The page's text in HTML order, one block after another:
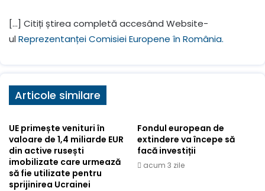
[…] Citiți știrea completă accesând Website-
ulReprezentanței Comisiei Europene în România.
Articole similare
UE primește venituri în
valoare de 1,4 miliarde EUR
din active rusești
imobilizate care urmează
să fie utilizate pentru
sprijinirea Ucrainei
Fondul european de
extindere va începe să
facă investiții
acum 3 zile